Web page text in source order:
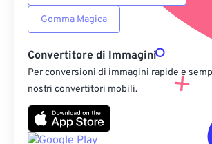
Gomma Magica
Convertitore di Immagini
Per conversioni di immagini rapide e
nostri convertitori mobili.